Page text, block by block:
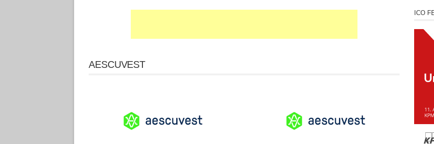
AESCUVEST
ICO